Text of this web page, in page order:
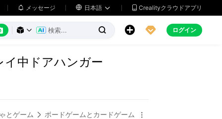
 メッセージ  日本語   Crealityクラウドアプリ
     ログイン
中ドアハンガー
とゲーム  ボードゲームとカードゲーム 